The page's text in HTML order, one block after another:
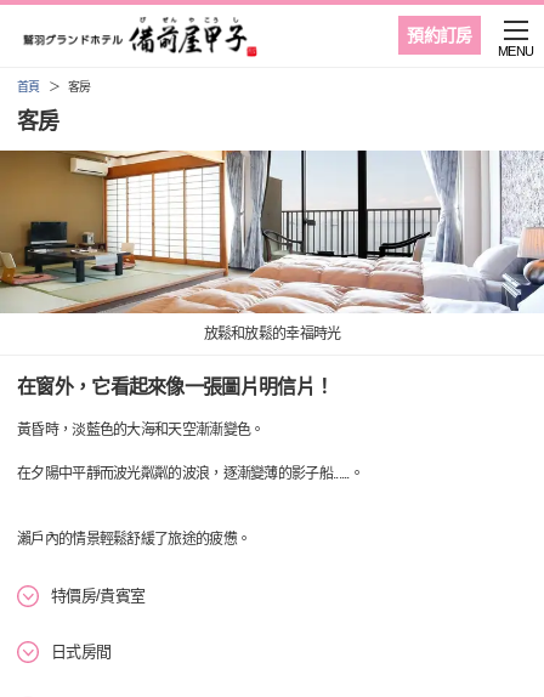
預約訂房
MENU
首頁 客房
客房
放鬆和放鬆的幸福時光
在窗外，它看起來像一張圖片明信片！
黃昏時，淡藍色的大海和天空漸漸變色。
在夕陽中平靜而波光粼粼的波浪，逐漸變薄的影子船......。
瀨戶內的情景輕鬆舒緩了旅途的疲憊。
特價房/貴賓室
日式房間